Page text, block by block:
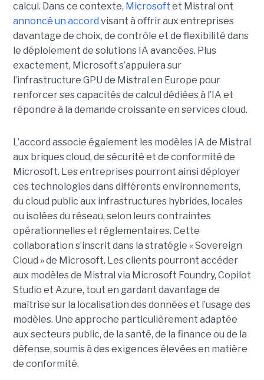
calcul. Dans ce contexte, Microsoft et Mistral ont
annoncé un accord visant à offrir aux entreprises
davantage de choix, de contrôle et de flexibilité dans
le déploiement de solutions IA avancées. Plus
exactement, Microsoft s’appuiera sur
l’infrastructure GPU de Mistral en Europe pour
renforcer ses capacités de calcul dédiées à l’IA et
répondre à la demande croissante en services cloud.
L’accord associe également les modèles IA de Mistral
aux briques cloud, de sécurité et de conformité de
Microsoft. Les entreprises pourront ainsi déployer
ces technologies dans différents environnements,
du cloud public aux infrastructures hybrides, locales
ou isolées du réseau, selon leurs contraintes
opérationnelles et réglementaires. Cette
collaboration s’inscrit dans la stratégie « Sovereign
Cloud » de Microsoft. Les clients pourront accéder
aux modèles de Mistral via Microsoft Foundry, Copilot
Studio et Azure, tout en gardant davantage de
maîtrise sur la localisation des données et l’usage des
modèles. Une approche particulièrement adaptée
aux secteurs public, de la santé, de la finance ou de la
défense, soumis à des exigences élevées en matière
de conformité.